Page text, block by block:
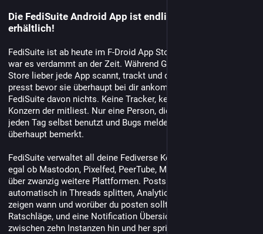
Die FediSuite Android App ist endlich im F-Droid
erhältlich!
FediSuite ist ab heute im F-Droid App Store, und ehrlich gesagt
war es verdammt an der Zeit. Während Google seinen Play
Store lieber jede App scannt, trackt und durch die eigene Cloud
presst bevor sie überhaupt bei dir ankommt, gibt es bei
FediSuite davon nichts. Keine Tracker, keine Werbung, kein
Konzern der mitliest. Nur eine Person, die die eigene Software
jeden Tag selbst benutzt und Bugs meldet bevor ihr sie
überhaupt bemerkt.
FediSuite verwaltet all deine Fediverse Konten an einem Ort,
egal ob Mastodon, Pixelfed, PeerTube, Misskey, Friendica oder
über zwanzig weitere Plattformen. Posts planen, lange Texte
automatisch in Threads splitten, Analytics die dir wirklich
zeigen wann und worüber du posten solltest statt generischer
Ratschläge, und eine Notification Übersicht ohne dass du
zwischen zehn Instanzen hin und her springen musst.